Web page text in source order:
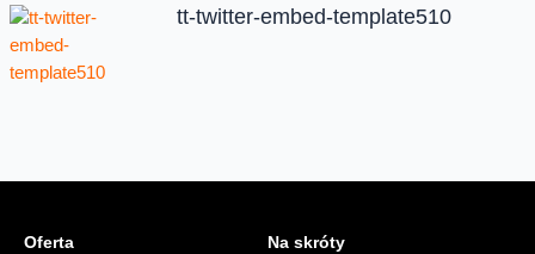
tt-twitter-embed-template510
Oferta Na skróty